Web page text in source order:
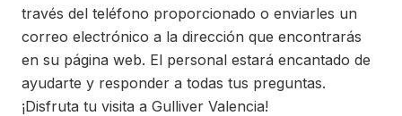
través del teléfono proporcionado o enviarles un
correo electrónico a la dirección que encontrarás
en su página web. El personal estará encantado de
ayudarte y responder a todas tus preguntas.
¡Disfruta tu visita a Gulliver Valencia!